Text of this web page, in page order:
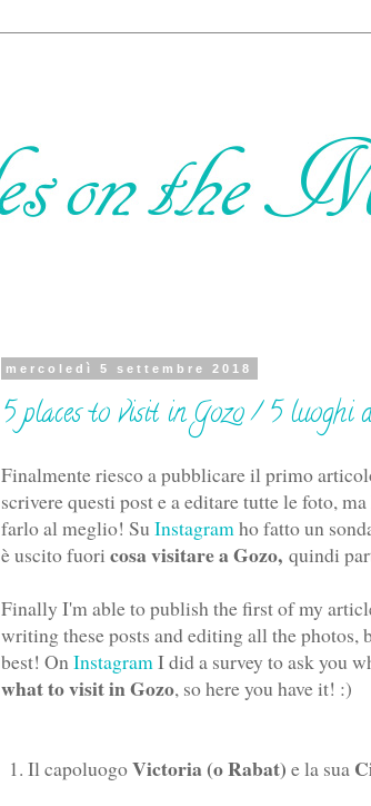
mercoledì 5 settembre 2018
5 places to visit in Gozo / 5 luoghi
Finalmente riesco a pubblicare il primo
scrivere questi post e a editare tutte le foto,
farlo al meglio! Su Instagram ho fatto un
è uscito fuori cosa visitare a Gozo, quindi
Finally I'm able to publish the first of my
writing these posts and editing all the
best! On Instagram I did a survey to ask you
what to visit in Gozo, so here you have it! :)
1. Il capoluogoVictoria (o Rabat) e la sua